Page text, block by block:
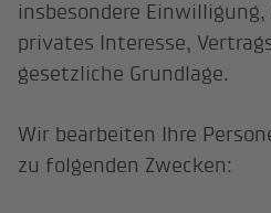
insbesondere
privates Interesse,
gesetzliche Grundlage.
Wir bearbeiten Ihre
zu folgenden Zwecken: